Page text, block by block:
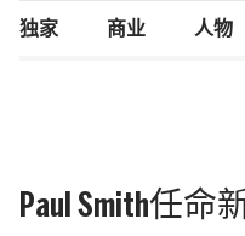
独家 商业 人物
Paul Smith任